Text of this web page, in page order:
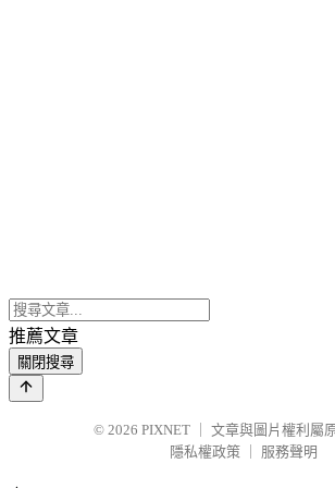
推薦文章
關閉搜尋
© 2026 PIXNET
文章與圖片權利屬
隱私權政策
服務聲明